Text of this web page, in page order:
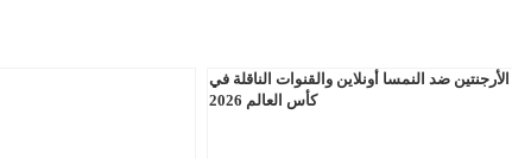
ضد النمسا أونلاين والقنوات الناقلة في
كأس العالم 2026